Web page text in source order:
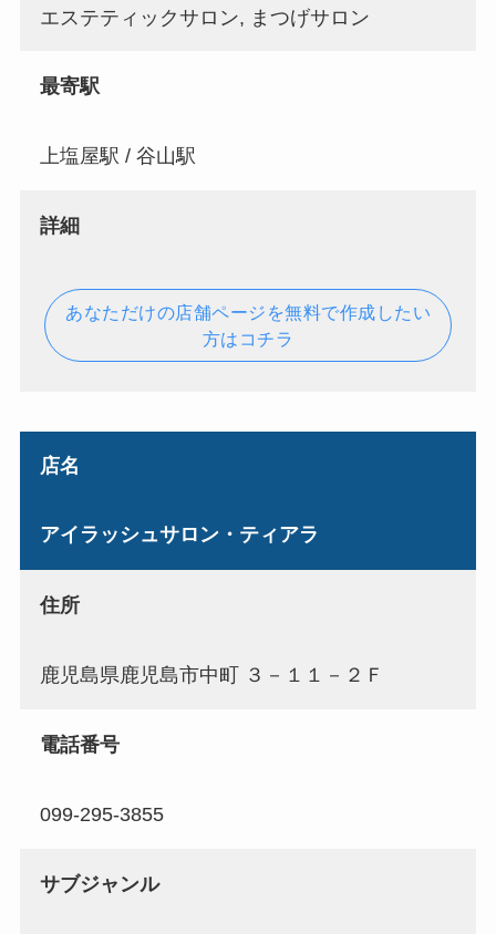
エステティックサロン, まつげサロン
最寄駅
上塩屋駅 / 谷山駅
詳細
あなただけの店舗ページを無料で作成したい
方はコチラ
店名
アイラッシュサロン・ティアラ
住所
鹿児島県鹿児島市中町 ３－１１－２Ｆ
電話番号
099-295-3855
サブジャンル